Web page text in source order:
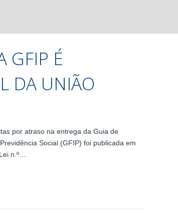
GFIP É
DA UNIÃO
por atraso na entrega da Guia de
Social (GFIP) foi publicada em
n.º…